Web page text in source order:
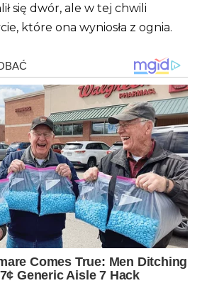
się dwór, ale w tej chwili
które ona wyniosła z ognia.